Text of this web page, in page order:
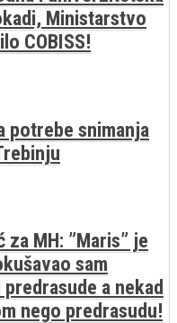
Ministarstvo
COBISS!
potrebe snimanja
MH: ”Maris” je
sam
a nekad
nego predrasudu!